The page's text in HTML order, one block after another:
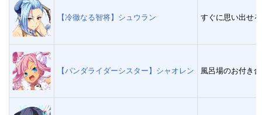
【冷徹なる智将】シュウラン すぐに思い出せ
【パンダライダーシスター】シャオレン 風呂場のお付き